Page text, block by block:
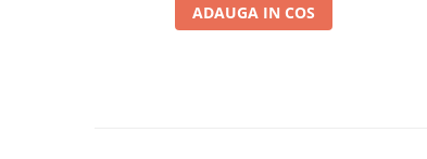
ADAUGA IN COS